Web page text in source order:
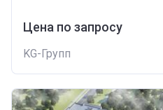
Цена по запросу
KG-Групп